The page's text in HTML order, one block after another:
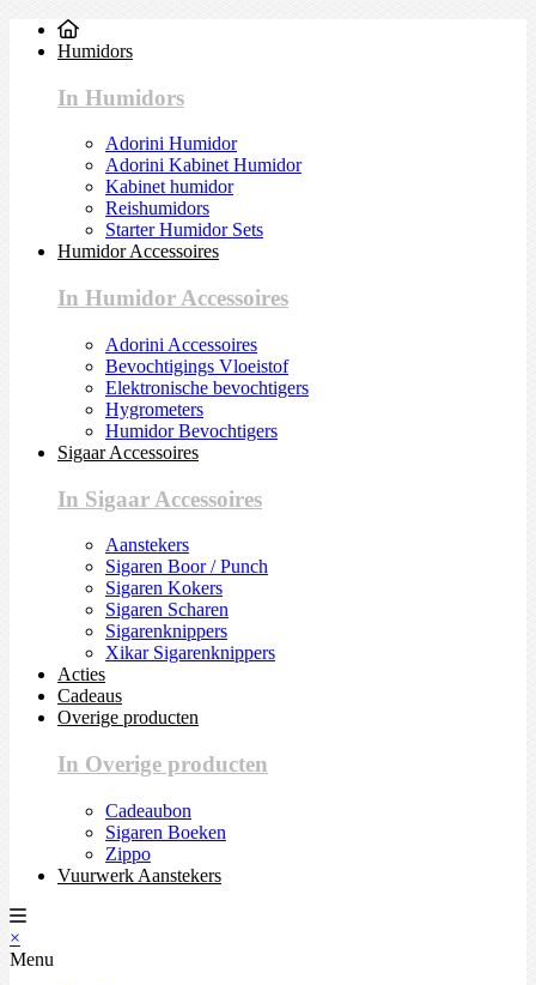
Humidors
In Humidors
Adorini Humidor
Adorini Kabinet Humidor
Kabinet humidor
Reishumidors
Starter Humidor Sets
Humidor Accessoires
In Humidor Accessoires
Adorini Accessoires
Bevochtigings Vloeistof
Elektronische bevochtigers
Hygrometers
Humidor Bevochtigers
Sigaar Accessoires
In Sigaar Accessoires
Aanstekers
Sigaren Boor / Punch
Sigaren Kokers
Sigaren Scharen
Sigarenknippers
Xikar Sigarenknippers
Acties
Cadeaus
Overige producten
In Overige producten
Cadeaubon
Sigaren Boeken
Zippo
Vuurwerk Aanstekers
×
Menu